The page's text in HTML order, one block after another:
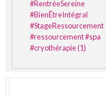
#RentréeSereine
#BienÊtreIntégral
#StageRessourcement
#ressourcement #spa
#cryothérapie (1)